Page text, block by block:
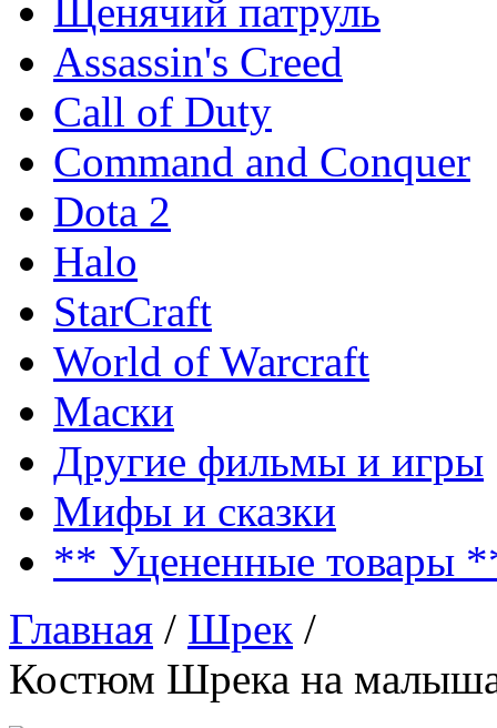
Щенячий патруль
Assassin's Creed
Call of Duty
Command and Conquer
Dota 2
Halo
StarCraft
World of Warcraft
Маски
Другие фильмы и игры
Мифы и сказки
** Уцененные товары
Главная / Шрек /
Костюм Шрека на